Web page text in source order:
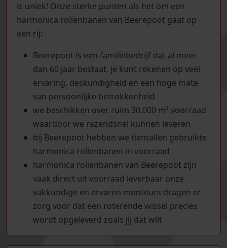
is uniek! Onze sterke punten als het om een
harmonica rollenbanen van Beerepoot gaat op
een rij:
Beerepoot is een familiebedrijf dat al meer
dan 60 jaar bestaat, je kunt rekenen op veel
ervaring, deskundigheid en een hoge mate
van persoonlijke betrokkenheid
we beschikken over ruim 30.000 m² voorraad
waardoor we razendsnel kunnen leveren
bij Beerepoot hebben we tientallen gebruikte
harmonica rollenbanen in voorraad
harmonica rollenbanen van Beerepoot zijn
vaak direct uit voorraad leverbaar onze
vakkundige en ervaren monteurs dragen er
zorg voor dat een roterende wissel precies
wordt opgeleverd zoals jij dat wilt